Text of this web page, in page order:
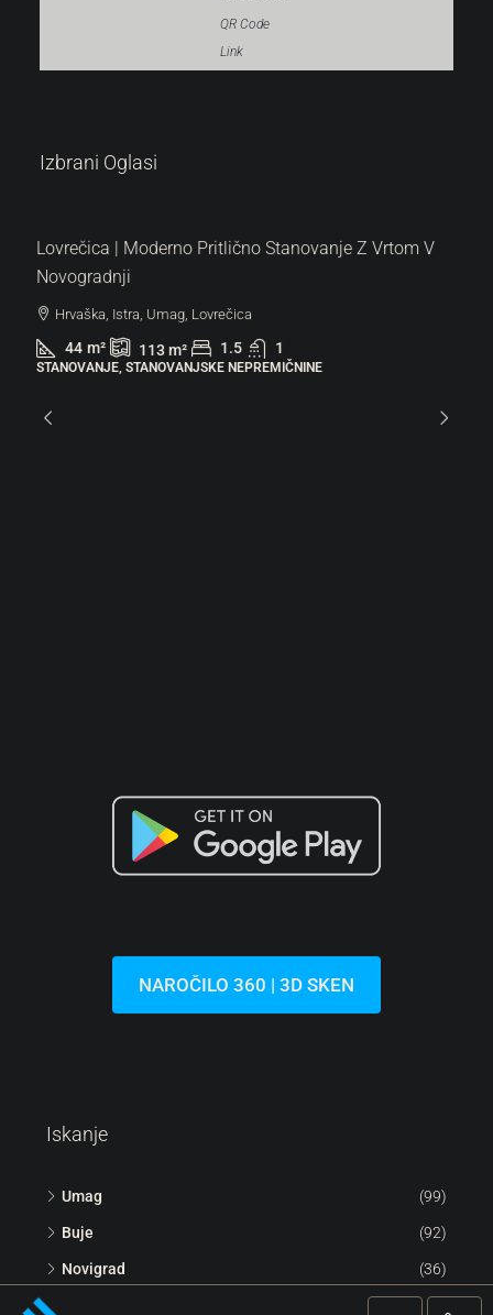
QR Code
Link
Izbrani Oglasi
287.000 €
Lovrečica | Moderno Pritlično Stanovanje Z Vrtom V
Novogradnji
Hrvaška, Istra, Umag, Lovrečica
44 m² 113m² 1.5 1
STANOVANJE, STANOVANJSKE NEPREMIČNINE
NAROČILO 360 | 3D SKEN
Iskanje
Umag (99)
Buje (92)
Novigrad (36)